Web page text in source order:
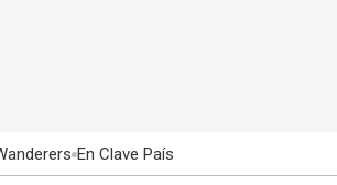
En Clave País